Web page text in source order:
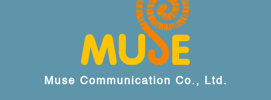
Muse Communication Co., Ltd.